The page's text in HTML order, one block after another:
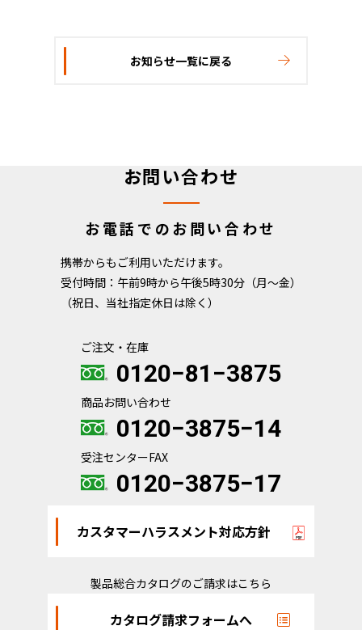
お知らせ一覧に戻る
お問い合わせ
お電話でのお問い合わせ
携帯からもご利用いただけます。
受付時間：午前9時から午後5時30分（月～金）
（祝日、当社指定休日は除く）
ご注文・在庫
0120−81−3875
商品お問い合わせ
0120−3875−14
受注センターFAX
0120−3875−17
カスタマーハラスメント対応方針
製品総合カタログのご請求はこちら
カタログ請求フォームへ